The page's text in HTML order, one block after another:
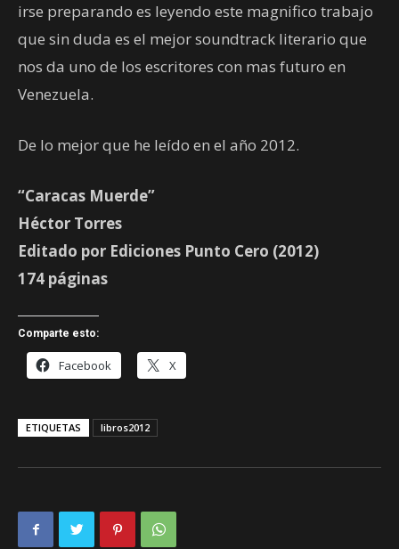
irse preparando es leyendo este magnifico trabajo
que sin duda es el mejor soundtrack literario que
nos da uno de los escritores con mas futuro en
Venezuela.
De lo mejor que he leído en el año 2012.
“Caracas Muerde”
Héctor Torres
Editado por Ediciones Punto Cero (2012)
174 páginas
Comparte esto:
Facebook X
ETIQUETAS libros2012